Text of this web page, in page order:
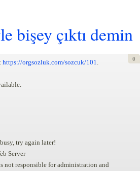
bişey çıktı demin
https://orgsozluk.com/sozcuk/101
try again later!
Server
not responsible for administration and
0